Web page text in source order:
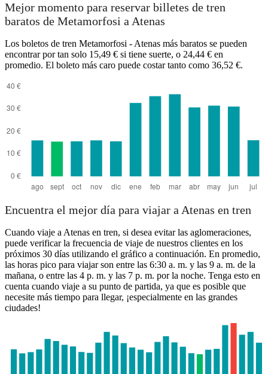
Mejor momento para reservar billetes de tren
baratos de Metamorfosi a Atenas
Los boletos de tren Metamorfosi - Atenas más baratos se pueden
encontrar por tan solo 15,49 € si tiene suerte, o 24,44 € en
promedio. El boleto más caro puede costar tanto como 36,52 €.
Encuentra el mejor día para viajar a Atenas en tren
Cuando viaje a Atenas en tren, si desea evitar las aglomeraciones,
puede verificar la frecuencia de viaje de nuestros clientes en los
próximos 30 días utilizando el gráfico a continuación. En promedio,
las horas pico para viajar son entre las 6:30 a. m. y las 9 a. m. de la
mañana, o entre las 4 p. m. y las 7 p. m. por la noche. Tenga esto en
cuenta cuando viaje a su punto de partida, ya que es posible que
necesite más tiempo para llegar, ¡especialmente en las grandes
ciudades!